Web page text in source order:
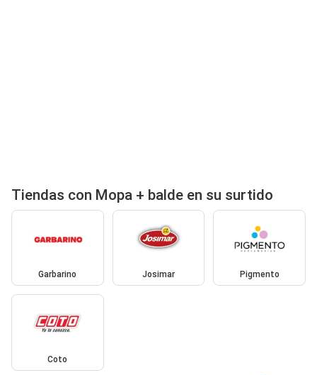
Tiendas con Mopa + balde en su surtido
Garbarino Josimar Pigmento
Coto